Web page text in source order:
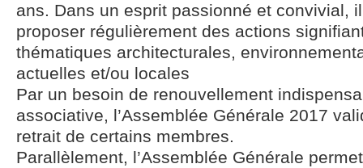
ans. Dans un esprit passionné et convivial,
proposer régulièrement des actions
thématiques architecturales,
actuelles et/ou locales
Par un besoin de renouvellement
associative, l’Assemblée Générale 2017
retrait de certains membres.
Parallèlement, l’Assemblée Générale